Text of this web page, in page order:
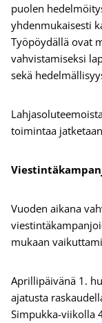
puolen
yhdenmukaisesti
Työpöydällä ovat
vahvistamiseksi
sekä
toimintaa
Vuoden aikana
mukaan
Aprillipäivänä 1.
ajatusta
Simpukka-viikolla